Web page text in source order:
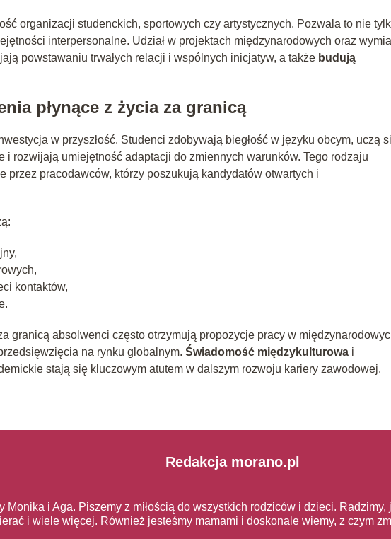
organizacji studenckich, sportowych czy artystycznych. Pozwala to nie
interpersonalne. Udział w projektach międzynarodowych oraz
powstawaniu trwałych relacji i wspólnych inicjatyw, a także budują
płynące z życia za granicą
w przyszłość. Studenci zdobywają biegłość w języku obcym, uczą
i rozwijają umiejętność adaptacji do zmiennych warunków. Tego rodzaju
przez pracodawców, którzy poszukują kandydatów otwartych i
kontaktów,
granicą absolwenci często otrzymują propozycje pracy w
na rynku globalnym. Świadomość międzykulturowa i
stają się kluczowym atutem w dalszym rozwoju kariery zawodowej.
Redakcja morano.pl
Monika i Aga. Piszemy z miłością do wszystkich rodziców i dzieci.
i wiele więcej. Również jesteśmy mamami i doskonale wiemy, z czym